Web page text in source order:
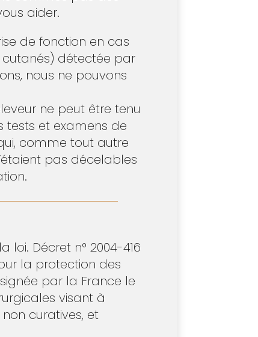
aider.
de fonction en cas
cutanés) détectée par
nous ne pouvons
ne peut être tenu
tests et examens de
comme tout autre
pas décelables
Décret n° 2004-416
la protection des
par la France le
visant à
curatives, et